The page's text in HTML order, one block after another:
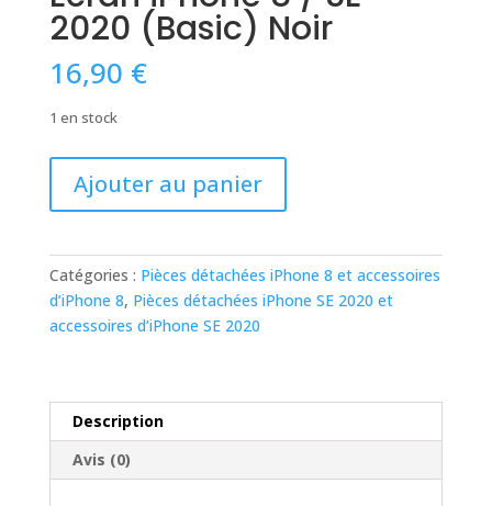
2020 (Basic) Noir
16,90 €
1 en stock
8
/
SE
Ajouter au panier
Catégories : Pièces détachées iPhone 8 et accessoires
d’iPhone 8, Pièces détachées iPhone SE 2020 et
accessoires d’iPhone SE 2020
Description
Avis (0)